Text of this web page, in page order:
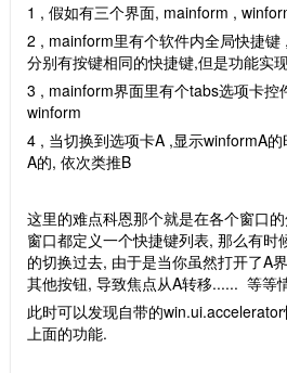
1 , 假如有三个界面, mainform ,
2 , mainform里有个软件内全局快捷
分别有按键相同的快捷键,但是功能实
3 , mainform界面里有个tabs选项卡控
winform
4 , 当切换到选项卡A ,显示winformA
A的, 依次类推B
这里的难点科恩那个就是在各个窗口
窗口都定义一个快捷键列表, 那么有时
的切换过去, 由于是当你虽然打开了A
其他按钮, 导致焦点从A转移...... 等等
此时可以发现自带的
上面的功能.